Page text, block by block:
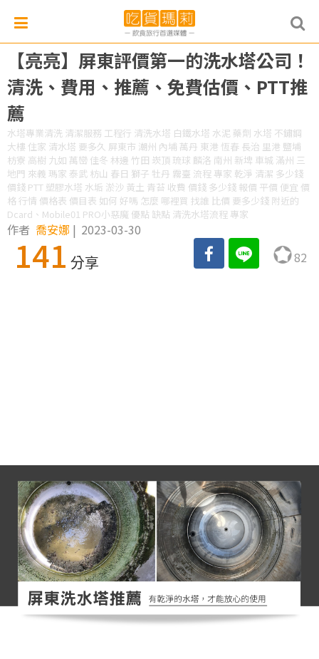
【亮亮】屏東評價第一的洗水塔公司！
清洗、費用、推薦、免費估價、PTT推
薦
水塔專業清洗 清潔服務 工程行 清洗水塔 白鐵水塔 水泥 藥劑 水塔 不鏽鋼
大樓 住家 清水塔 要多久 屏東市 潮州 內埔 萬丹 東港 恆春 長治 里港 鹽埔
枋寮 高樹 九如 萬巒 佳冬 林邊 竹田 崁頂 琉球 麟洛 南州 新埤 車城 滿州 三
地門 來義 瑪家 泰武 枋山 春日 獅子 牡丹 霧臺 流程 專家 乾淨 清潔 多少錢
價錢 PTT 塑膠水塔 水垢 淤沙 黃土 青苔 收費 價錢 多少錢 報價 平價 便宜 價
格 行情 價格表 價目表 如何 好嗎 怎麼 哪裡買 找誰 比價 要多少錢 附近的
Dcard、Mobile01 PRO小惡魔 優點 缺點 清洗水塔流程 專家
作者 喬安娜 | 2023-03-30
141 分享 82